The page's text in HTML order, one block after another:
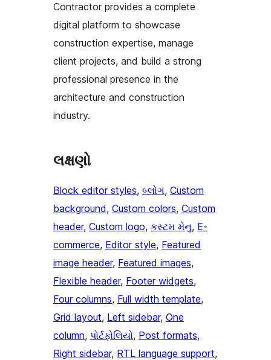
Contractor provides a complete
digital platform to showcase
construction expertise, manage
client projects, and build a strong
professional presence in the
architecture and construction
industry.
લક્ષણો
Block editor styles, બ્લોગ, Custom
background, Custom colors, Custom
header, Custom logo, કસ્ટમ મેનુ, E-
commerce, Editor style, Featured
image header, Featured images
Flexible header, Footer widgets
Four columns, Full width template
Grid layout, Left sidebar, One
column, પોર્ટફોલિયો, Post formats
Right sidebar, RTL language support